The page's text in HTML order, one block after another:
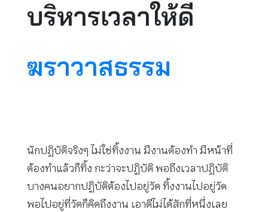
บริหารเวลาให้ดี
ฆราวาสธรรม
นักปฏิบัติจริงๆ ไม่ใช่ทิ้งงาน มีงานต้องทำ มีหน้าที่
ต้องทำแล้วก็ทิ้ง กะว่าจะปฏิบัติ พอถึงเวลาปฏิบัติ
บางคนอยากปฏิบัติต้องไปอยู่วัด ทิ้งงานไปอยู่วัด
พอไปอยู่ที่วัดก็คิดถึงงาน เอาดีไม่ได้สักที่หนึ่งเลย